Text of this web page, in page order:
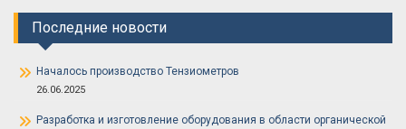
Последние новости
Началось производство Тензиометров
26.06.2025
Разработка и изготовление оборудования в области органической